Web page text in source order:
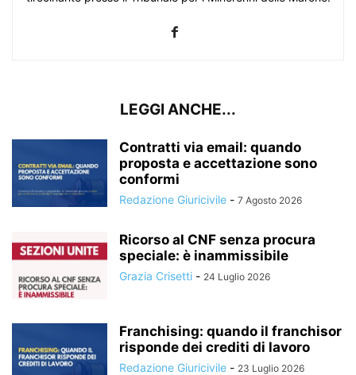
LEGGI ANCHE...
Contratti via email: quando
proposta e accettazione sono
conformi
Redazione Giuricivile - 7 Agosto 2026
Ricorso al CNF senza procura
speciale: è inammissibile
Grazia Crisetti - 24 Luglio 2026
Franchising: quando il franchisor
risponde dei crediti di lavoro
Redazione Giuricivile - 23 Luglio 2026